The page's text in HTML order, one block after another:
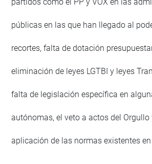
públicas en las que han llegado al
recortes, falta de dotación
eliminación de leyes LGTBI y leyes
falta de legislación específica en
autónomas, el veto a actos del
aplicación de las normas existentes